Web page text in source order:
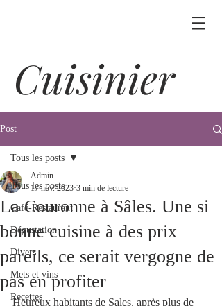
Cuisinier
Post
Tous les posts
Café-Restaurant
Dégustation
Divers
Mets et vins
Recettes
Tous les posts
La Couronne à Sâles. Une si
bonne cuisine à des prix
pareils, ce serait vergogne de
pas en profiter
Admin
17 nov. 2023 3 min de lecture
Heureux habitants de Sales, après plus de